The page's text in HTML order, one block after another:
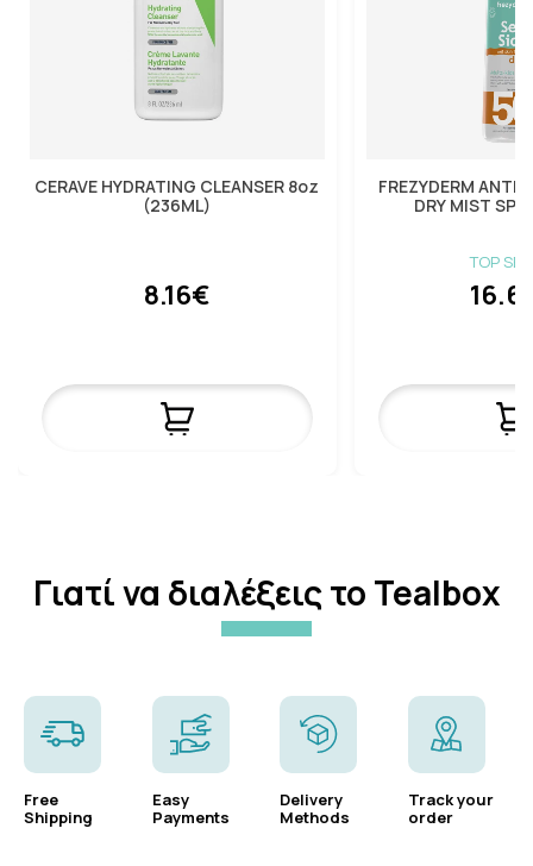
CERAVE HYDRATING CLEANSER 8oz
(236ML)
8.16€
FREZYDERM
DRY MIST
TOP
Γιατί να διαλέξεις το Tealbox
Free
Shipping
Easy
Payments
Delivery
Methods
Track your
order